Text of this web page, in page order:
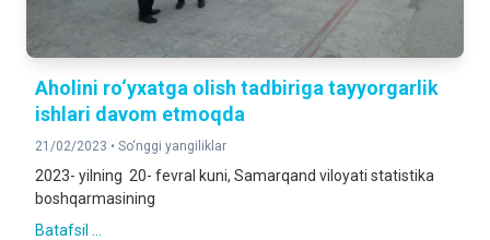
Aholini ro‘yxatga olish tadbiriga tayyorgarlik
ishlari davom etmoqda
21/02/2023 • So‘nggi yangiliklar
2023- yilning 20- fevral kuni, Samarqand viloyati statistika
boshqarmasining
Batafsil ...